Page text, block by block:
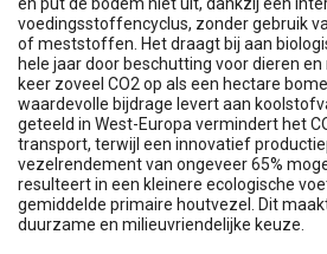
voedingsstoffencyclus, zonder gebruik
of meststoffen. Het draagt bij aan
hele jaar door beschutting voor dieren
keer zoveel CO2 op als een hectare
waardevolle bijdrage levert aan
geteeld in West-Europa vermindert het
transport, terwijl een innovatief
vezelrendement van ongeveer 65%
resulteert in een kleinere ecologische
gemiddelde primaire houtvezel. Dit
duurzame en milieuvriendelijke keuze.